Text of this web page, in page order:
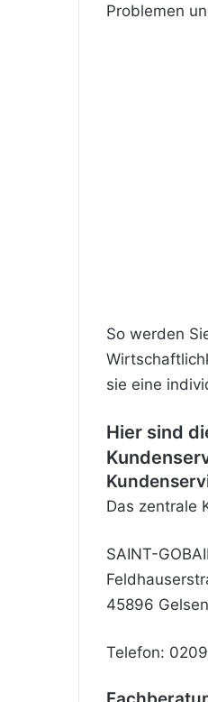
Problemen
So werden
sie eine
Hier sind
Das zentrale
SAINT-
45896
Telefon: